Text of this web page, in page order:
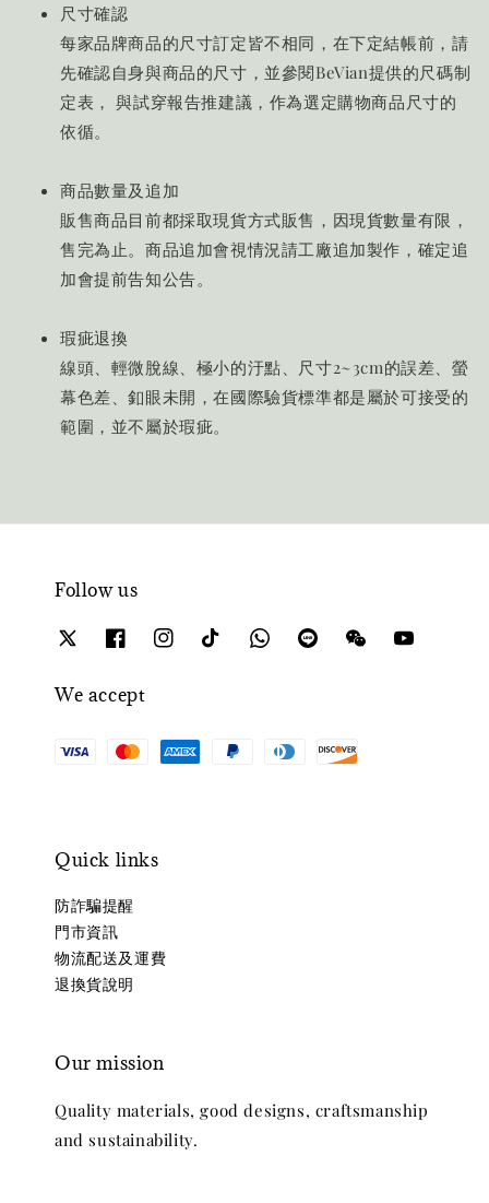
尺寸確認
每家品牌商品的尺寸訂定皆不相同，在下定結帳前，請
先確認自身與商品的尺寸，並參閱BeVian提供的尺碼制
定表， 與試穿報告推建議，作為選定購物商品尺寸的
依循。
商品數量及追加
販售商品目前都採取現貨方式販售，因現貨數量有限，
售完為止。商品追加會視情況請工廠追加製作，確定追
加會提前告知公告。
瑕疵退換
線頭、輕微脫線、極小的汙點、尺寸2~3cm的誤差、螢
幕色差、釦眼未開，在國際驗貨標準都是屬於可接受的
範圍，並不屬於瑕疵。
Follow us
We accept
Quick links
防詐騙提醒
門市資訊
物流配送及運費
退換貨說明
Our mission
Quality materials, good designs, craftsmanship
and sustainability.